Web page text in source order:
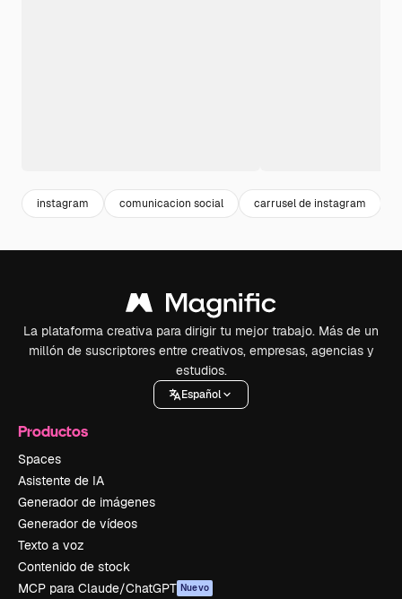
instagram comunicacion social carrusel de instagram
La plataforma creativa para dirigir tu mejor trabajo. Más de un
millón de suscriptores entre creativos, empresas, agencias y
estudios.
Español
Productos
Spaces
Asistente de IA
Generador de imágenes
Generador de vídeos
Texto a voz
Contenido de stock
MCP para Claude/ChatGPT Nuevo